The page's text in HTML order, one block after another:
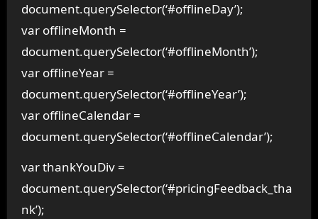
document.querySelector(‘#offlineDay’);
var offlineMonth =
document.querySelector(‘#offlineMonth’);
var offlineYear =
document.querySelector(‘#offlineYear’);
var offlineCalendar =
document.querySelector(‘#offlineCalendar’);
var thankYouDiv =
document.querySelector(‘#pricingFeedback_tha
nk’);